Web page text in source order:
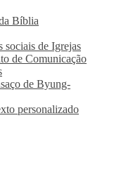
Bíblia
sociais de Igrejas
de Comunicação
de Byung-
personalizado